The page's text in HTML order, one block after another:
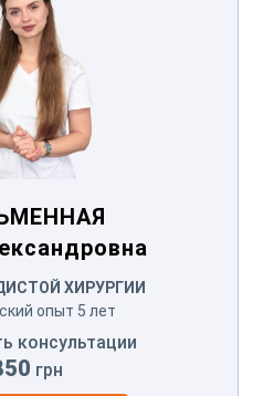
ХИРУРГИИ
опыт 5 лет
консультации
грн